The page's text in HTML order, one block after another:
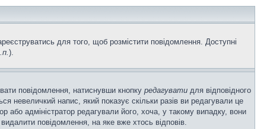
для того, щоб розмістити повідомлення. Доступні
).
повідомлення, натиснувши кнопку редагувати для відповідного
невеличкий напис, який показує скільки разів ви редагували це
або адміністратор редагували його, хоча, у такому випадку, вони
повідомлення, на яке вже хтось відповів.